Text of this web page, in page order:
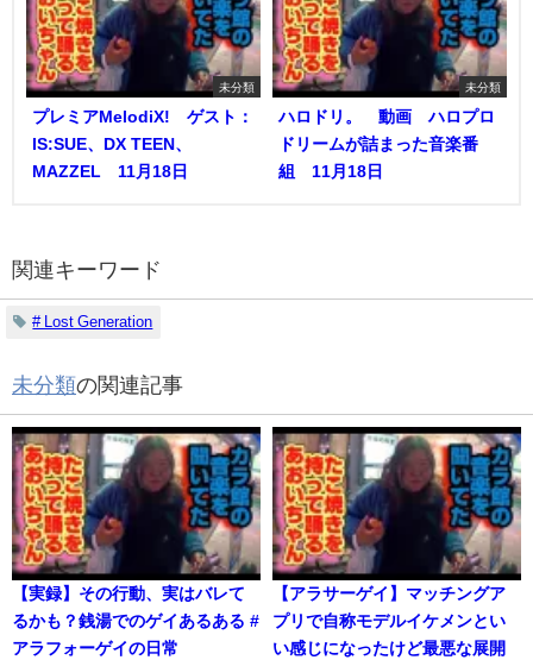
未分類
プレミアMelodiX! ゲスト：
IS:SUE、DX TEEN、
MAZZEL 11月18日
未分類
ハロドリ。 動画 ハロプロ
ドリームが詰まった音楽番
組 11月18日
関連キーワード
# Lost Generation
未分類の関連記事
【実録】その行動、実はバレて
るかも？銭湯でのゲイあるある #
アラフォーゲイの日常
【アラサーゲイ】マッチングア
プリで自称モデルイケメンとい
い感じになったけど最悪な展開